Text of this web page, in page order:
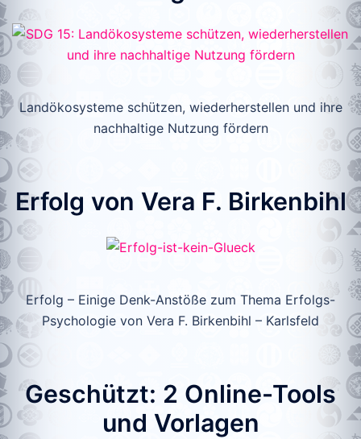
Landökosysteme schützen, wiederherstellen und ihre
nachhaltige Nutzung fördern
Erfolg von Vera F. Birkenbihl
Erfolg – Einige Denk-Anstöße zum Thema Erfolgs-
Psychologie von Vera F. Birkenbihl – Karlsfeld
Geschützt: 2 Online-Tools
und Vorlagen